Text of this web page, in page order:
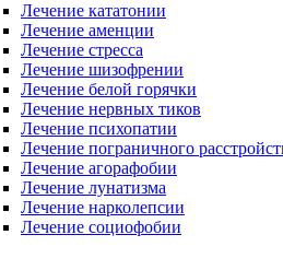
Лечение кататонии
Лечение аменции
Лечение стресса
Лечение шизофрении
Лечение белой горячки
Лечение нервных тиков
Лечение психопатии
Лечение пограничного
Лечение агорафобии
Лечение лунатизма
Лечение нарколепсии
Лечение социофобии